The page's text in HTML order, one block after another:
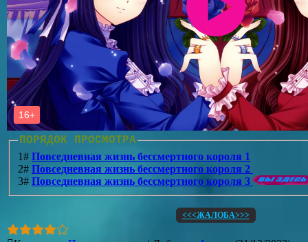
ПОРЯДОК ПРОСМОТРА
1# Повседневная жизнь бессмертного короля 1
2# Повседневная жизнь бессмертного короля 2
3# Повседневная жизнь бессмертного короля 3
<<<ЖАЛОБА>>>